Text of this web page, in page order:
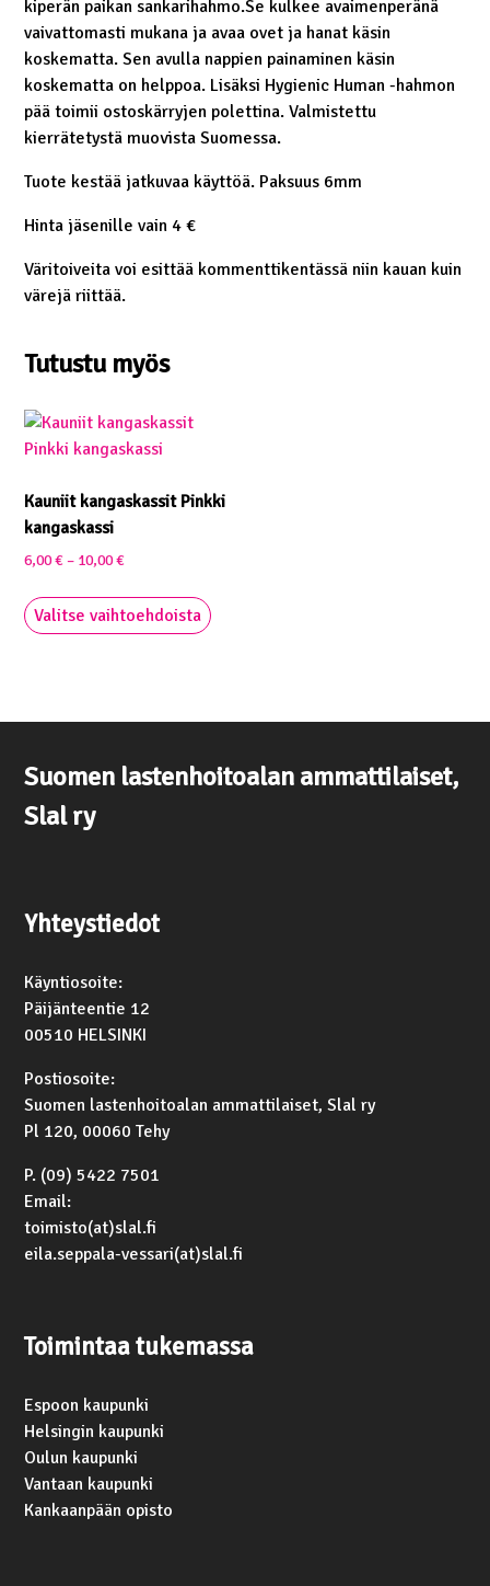
kiperän paikan sankarihahmo.Se kulkee avaimenperänä
vaivattomasti mukana ja avaa ovet ja hanat käsin
koskematta. Sen avulla nappien painaminen käsin
koskematta on helppoa. Lisäksi Hygienic Human -hahmon
pää toimii ostoskärryjen polettina. Valmistettu
kierrätetystä muovista Suomessa.
Tuote kestää jatkuvaa käyttöä. Paksuus 6mm
Hinta jäsenille vain 4 €
Väritoiveita voi esittää kommenttikentässä niin kauan kuin
värejä riittää.
Tutustu myös
Kauniit kangaskassit Pinkki
kangaskassi
6,00€ – 10,00€
-
10,00 €
Valitse vaihtoehdoista tuotteella
Voit
valinnat
Suomen lastenhoitoalan ammattilaiset,
Slal ry
Yhteystiedot
Käyntiosoite:
Päijänteentie 12
00510 HELSINKI
Postiosoite:
Suomen lastenhoitoalan ammattilaiset, Slal ry
Pl 120, 00060 Tehy
P. (09) 5422 7501
Email:
toimisto(at)slal.fi
eila.seppala-vessari(at)slal.fi
Toimintaa tukemassa
Espoon kaupunki
Helsingin kaupunki
Oulun kaupunki
Vantaan kaupunki
Kankaanpään opisto